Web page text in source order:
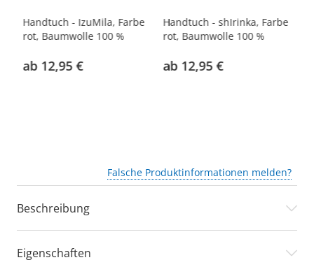
Handtuch - IzuMila, Farbe
rot, Baumwolle 100 %
ab 12,95 €
Handtuch - shIrinka, Farbe
rot, Baumwolle 100 %
ab 12,95 €
Falsche Produktinformationen melden?
Beschreibung
Eigenschaften